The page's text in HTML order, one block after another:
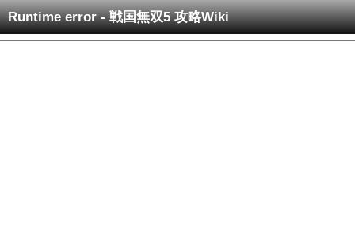
Runtime error - 戦国無双5 攻略Wiki